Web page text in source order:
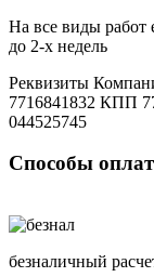
На все виды работ
до 2-х недель
Реквизиты
7716841832 КПП
044525745
Способы
безналичный